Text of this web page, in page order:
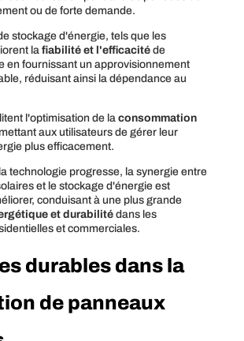
ou de forte demande.
stockage d'énergie, tels que les
la fiabilité et l'efficacitéde
en fournissant un approvisionnement
réduisant ainsi la dépendance au
l'optimisation de la consommation
aux utilisateurs de gérer leur
plus efficacement.
technologie progresse, la synergie entre
et le stockage d'énergie est
conduisant à une plus grande
et durabilitédans les
et commerciales.
durables dans la
de panneaux